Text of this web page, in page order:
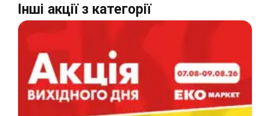
Інші акції з категорії